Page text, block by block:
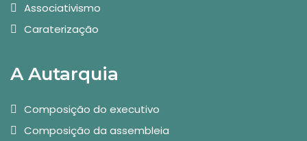
Associativismo
Caraterização
A Autarquia
Composição do executivo
Composição da assembleia